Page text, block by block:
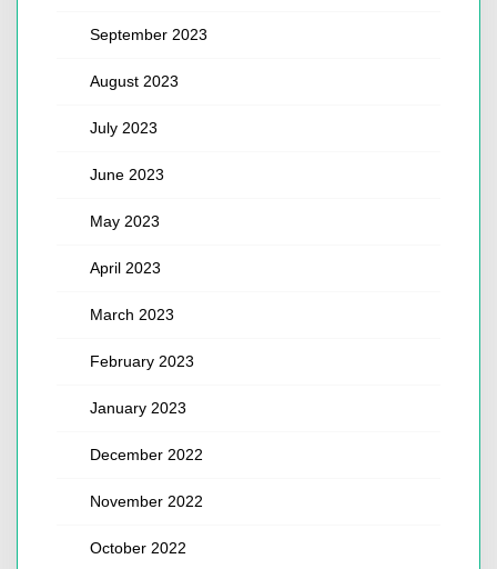
September 2023
August 2023
July 2023
June 2023
May 2023
April 2023
March 2023
February 2023
January 2023
December 2022
November 2022
October 2022